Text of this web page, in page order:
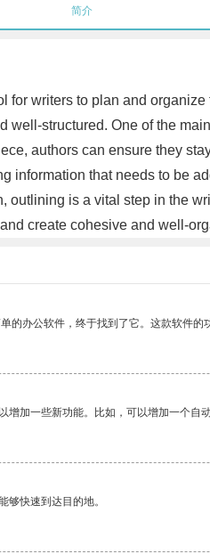
简介
for writers to plan and
well-structured. One of the
authors can ensure they
information that needs to be
outlining is a vital step in the
create cohesive and well-
的办公软件，终于找到了它。这款软件
增加一些新功能。比如，可以增加一个自
够快速到达目的地。